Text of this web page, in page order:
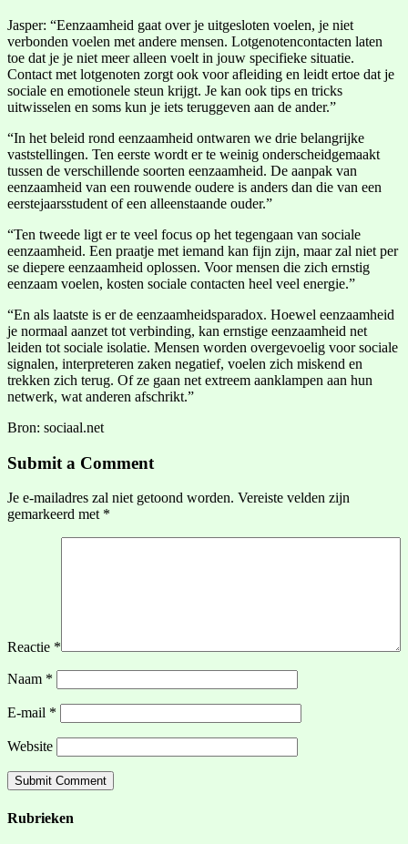
Jasper: “Eenzaamheid gaat over je uitgesloten voelen, je niet
verbonden voelen met andere mensen. Lotgenotencontacten laten
toe dat je je niet meer alleen voelt in jouw specifieke situatie.
Contact met lotgenoten zorgt ook voor afleiding en leidt ertoe dat je
sociale en emotionele steun krijgt. Je kan ook tips en tricks
uitwisselen en soms kun je iets teruggeven aan de ander.”
“In het beleid rond eenzaamheid ontwaren we drie belangrijke
vaststellingen. Ten eerste wordt er te weinig onderscheidgemaakt
tussen de verschillende soorten eenzaamheid. De aanpak van
eenzaamheid van een rouwende oudere is anders dan die van een
eerstejaarsstudent of een alleenstaande ouder.”
“Ten tweede ligt er te veel focus op het tegengaan van sociale
eenzaamheid. Een praatje met iemand kan fijn zijn, maar zal niet per
se diepere eenzaamheid oplossen. Voor mensen die zich ernstig
eenzaam voelen, kosten sociale contacten heel veel energie.”
“En als laatste is er de eenzaamheidsparadox. Hoewel eenzaamheid
je normaal aanzet tot verbinding, kan ernstige eenzaamheid net
leiden tot sociale isolatie. Mensen worden overgevoelig voor sociale
signalen, interpreteren zaken negatief, voelen zich miskend en
trekken zich terug. Of ze gaan net extreem aanklampen aan hun
netwerk, wat anderen afschrikt.”
Bron: sociaal.net
Submit a Comment
Je e-mailadres zal niet getoond worden. Vereiste velden zijn
gemarkeerd met *
Reactie *
Naam *
E-mail *
Website
Rubrieken